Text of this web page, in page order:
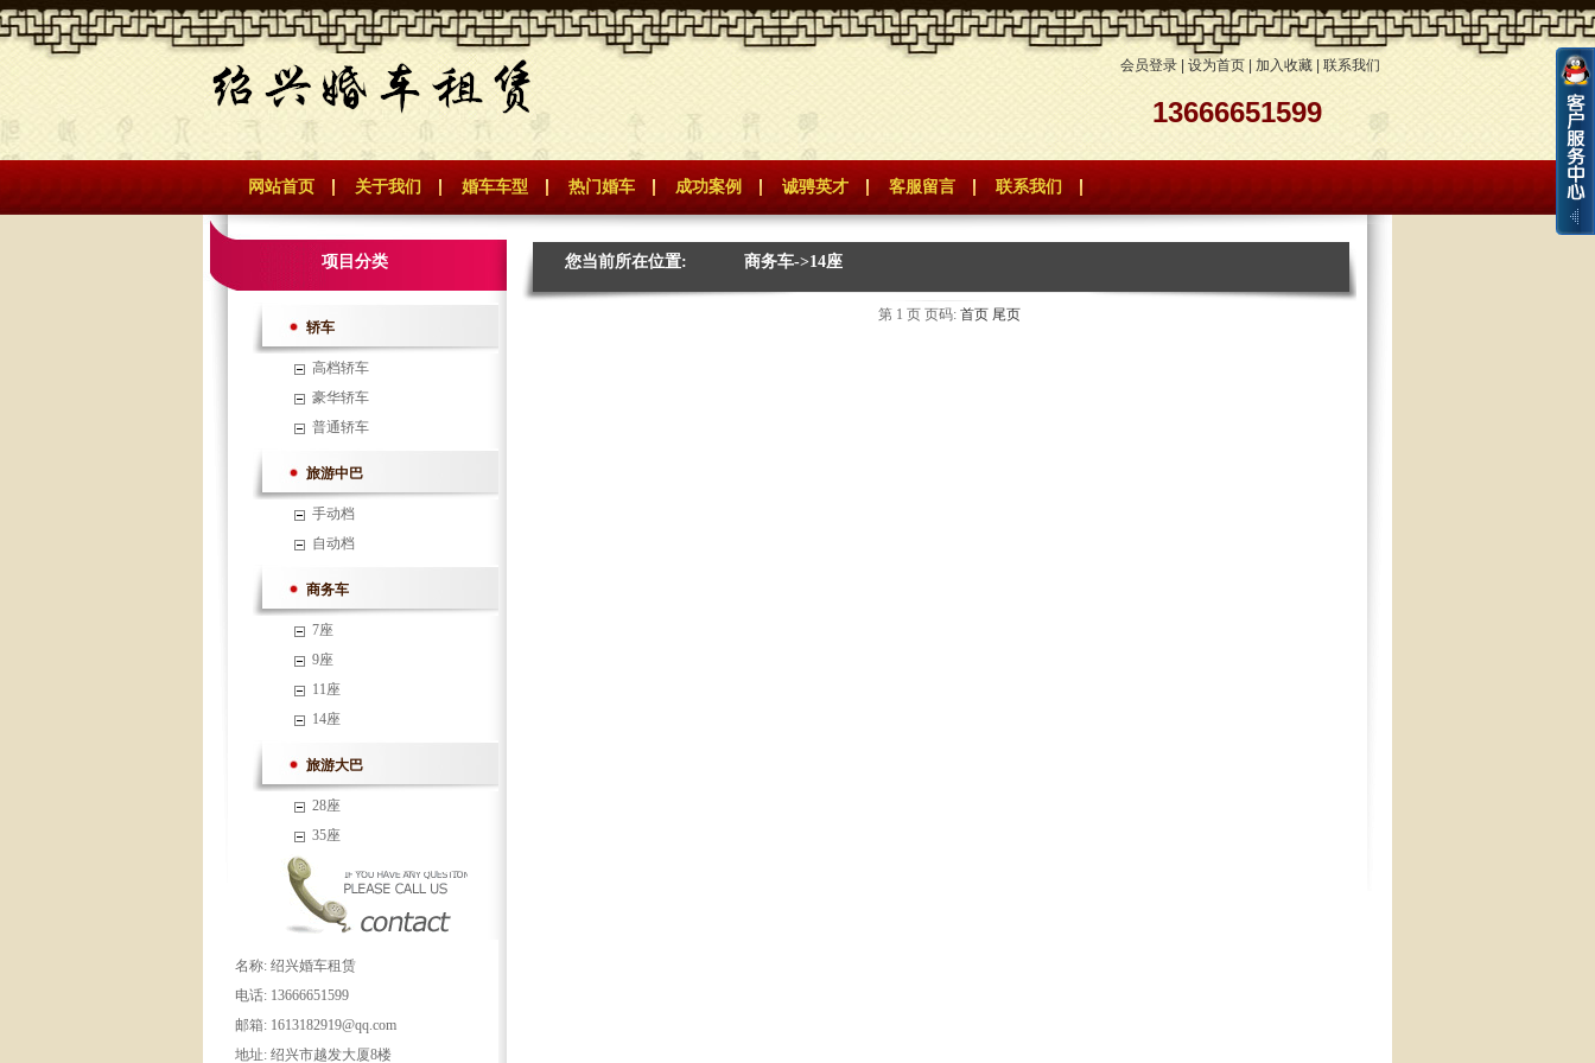
会员登录 设为首页 加入收藏 联系我们
13666651599
网站首页 关于我们 婚车车型 热门婚车 成功案例 诚骋英才 客服留言 联系我们
项目分类
轿车
高档轿车
豪华轿车
普通轿车
旅游中巴
手动档
自动档
商务车
7座
9座
11座
14座
旅游大巴
28座
35座
名称: 绍兴婚车租赁
电话: 13666651599
邮箱: 1613182919@qq.com
地址: 绍兴市越发大厦8楼
您当前所在位置: 商务车->14座
第 1 页 页码: 首页 尾页